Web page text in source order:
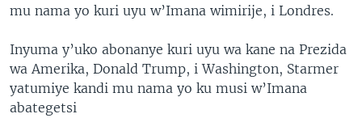
mu nama yo kuri uyu w’Imana wimirije, i Londres.
Inyuma y’uko abonanye kuri uyu wa kane na Prezida
wa Amerika, Donald Trump, i Washington, Starmer
yatumiye kandi mu nama yo ku musi w’Imana
abategetsi